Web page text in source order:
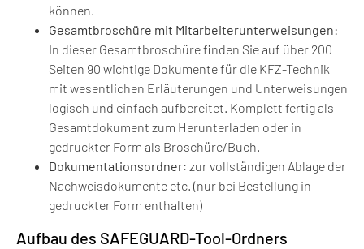
können.
Gesamtbroschüre mit Mitarbeiterunterweisungen:
In dieser Gesamtbroschüre finden Sie auf über 200
Seiten 90 wichtige Dokumente für die KFZ-Technik
mit wesentlichen Erläuterungen und Unterweisungen
logisch und einfach aufbereitet. Komplett fertig als
Gesamtdokument zum Herunterladen oder in
gedruckter Form als Broschüre/Buch.
Dokumentationsordner: zur vollständigen Ablage der
Nachweisdokumente etc. (nur bei Bestellung in
gedruckter Form enthalten)
Aufbau des SAFEGUARD-Tool-Ordners